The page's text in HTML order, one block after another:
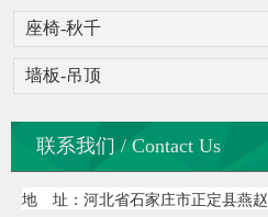
座椅-秋千
墙板-吊顶
联系我们 / Contact Us
地 址：河北省石家庄市正定县燕赵